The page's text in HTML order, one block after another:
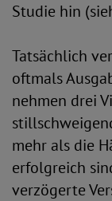
Studie hin
Tatsächlich
oftmals
nehmen drei
mehr als die
erfolgreich
verzögerte